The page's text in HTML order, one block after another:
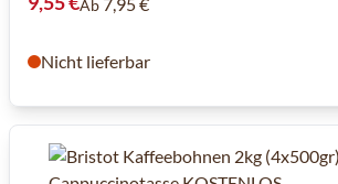
Ab
Nicht lieferbar